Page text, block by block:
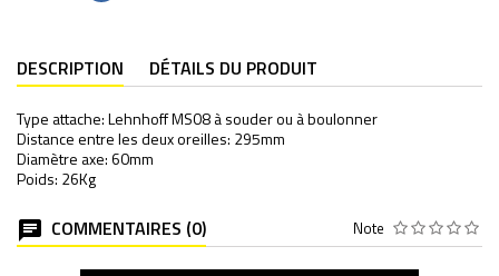
DESCRIPTION DÉTAILS DU PRODUIT
Type attache: Lehnhoff MS08 à souder ou à boulonner
Distance entre les deux oreilles: 295mm
Diamètre axe: 60mm
Poids: 26Kg
COMMENTAIRES (0) Note